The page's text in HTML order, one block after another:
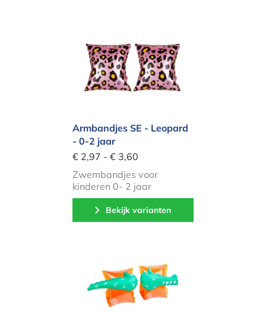
Armbandjes SE - Leopard
- 0-2 jaar
€ 2,97 - € 3,60
Zwembandjes voor
kinderen 0- 2 jaar
Bekijk varianten